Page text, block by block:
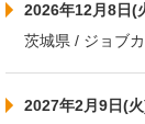
2026年12月8日(
茨城県 / ジョブ
2027年2月9日(